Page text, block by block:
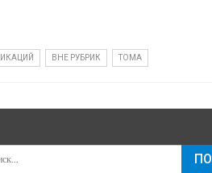
ВНЕ РУБРИК ТОМА